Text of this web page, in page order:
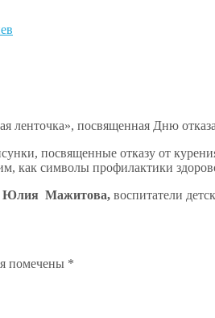
ленточка», посвященная Дню
посвященные отказу от
как символы профилактики
Юлия Мажитова, воспитатели
помечены *